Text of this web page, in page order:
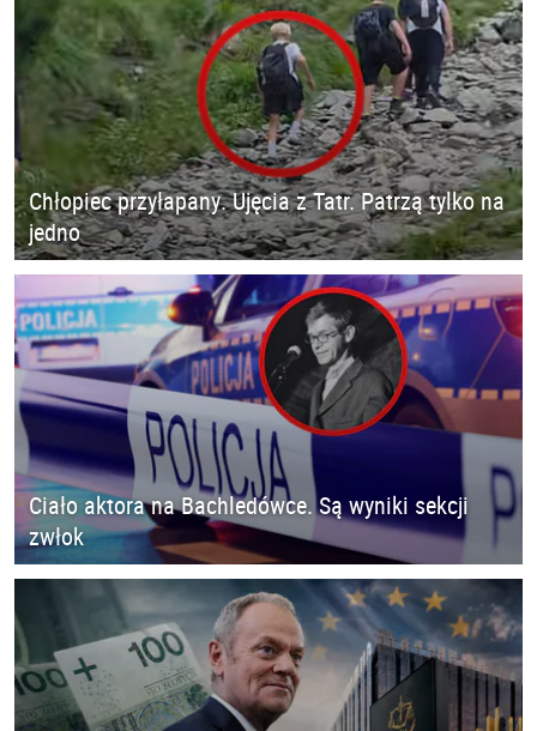
Chłopiec przyłapany. Ujęcia z Tatr. Patrzą tylko na
jedno
Ciało aktora na Bachledówce. Są wyniki sekcji
zwłok